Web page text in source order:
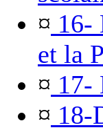
¤ 16-
et la
¤ 17-
¤ 18-